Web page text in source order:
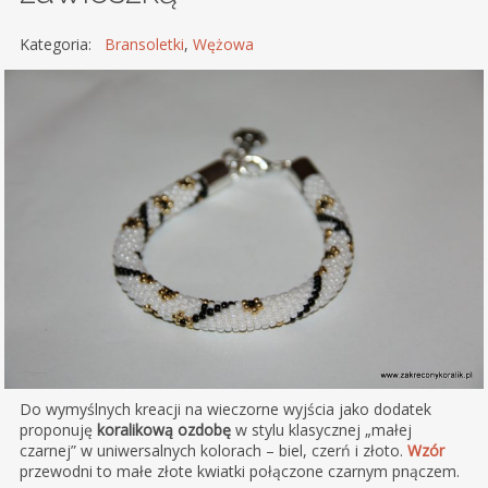
Kategoria: Bransoletki, Wężowa
Do wymyślnych kreacji na wieczorne wyjścia jako dodatek
proponuję koralikową ozdobęw stylu klasycznej „małej
czarnej” w uniwersalnych kolorach – biel, czerń i złoto. Wzór
przewodni to małe złote kwiatki połączone czarnym pnączem.